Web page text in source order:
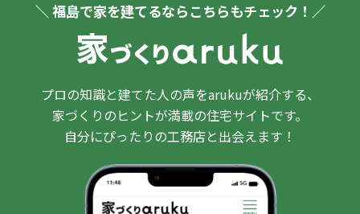
＼ 福島で家を建てるならこちらもチェック！／
プロの知識と建てた人の声をarukuが紹介する、
家づくりのヒントが満載の住宅サイトです。
自分にぴったりの工務店と出会えます！